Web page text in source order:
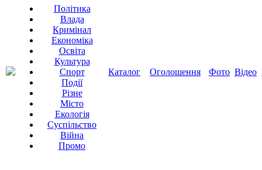
Політика
Влада
Кримінал
Економіка
Освіта
Культура
Спорт
Події
Різне
Місто
Екологія
Суспільство
Війна
Промо
Каталог Оголошення Фото Відео